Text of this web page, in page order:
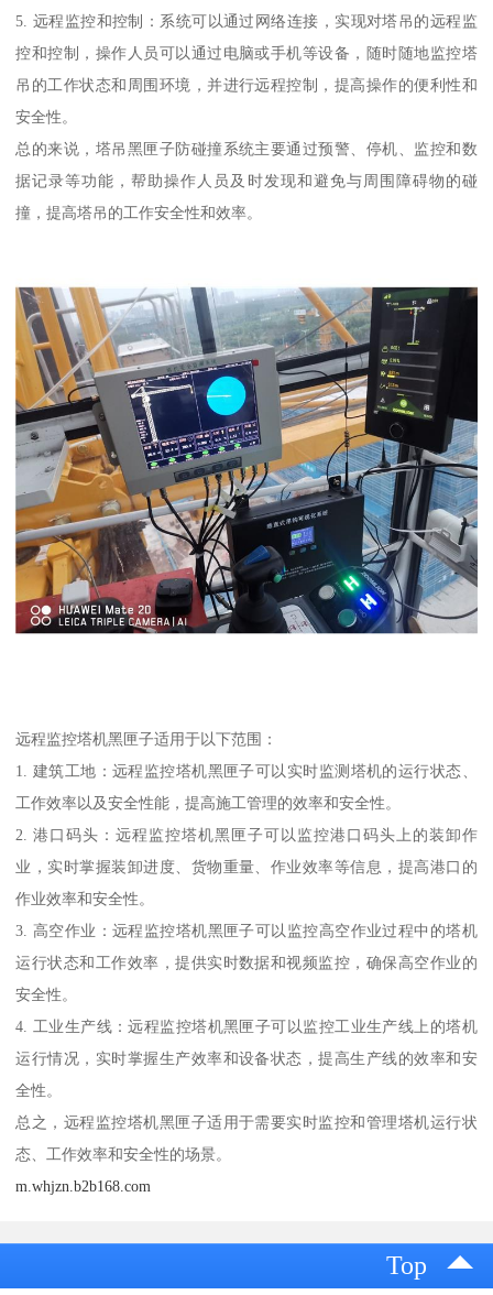
5. 远程监控和控制：系统可以通过网络连接，实现对塔吊的远程监
控和控制，操作人员可以通过电脑或手机等设备，随时随地监控塔
吊的工作状态和周围环境，并进行远程控制，提高操作的便利性和
安全性。
总的来说，塔吊黑匣子防碰撞系统主要通过预警、停机、监控和数
据记录等功能，帮助操作人员及时发现和避免与周围障碍物的碰
撞，提高塔吊的工作安全性和效率。
远程监控塔机黑匣子适用于以下范围：
1. 建筑工地：远程监控塔机黑匣子可以实时监测塔机的运行状态、
工作效率以及安全性能，提高施工管理的效率和安全性。
2. 港口码头：远程监控塔机黑匣子可以监控港口码头上的装卸作
业，实时掌握装卸进度、货物重量、作业效率等信息，提高港口的
作业效率和安全性。
3. 高空作业：远程监控塔机黑匣子可以监控高空作业过程中的塔机
运行状态和工作效率，提供实时数据和视频监控，确保高空作业的
安全性。
4. 工业生产线：远程监控塔机黑匣子可以监控工业生产线上的塔机
运行情况，实时掌握生产效率和设备状态，提高生产线的效率和安
全性。
总之，远程监控塔机黑匣子适用于需要实时监控和管理塔机运行状
态、工作效率和安全性的场景。
m.whjzn.b2b168.com
Top